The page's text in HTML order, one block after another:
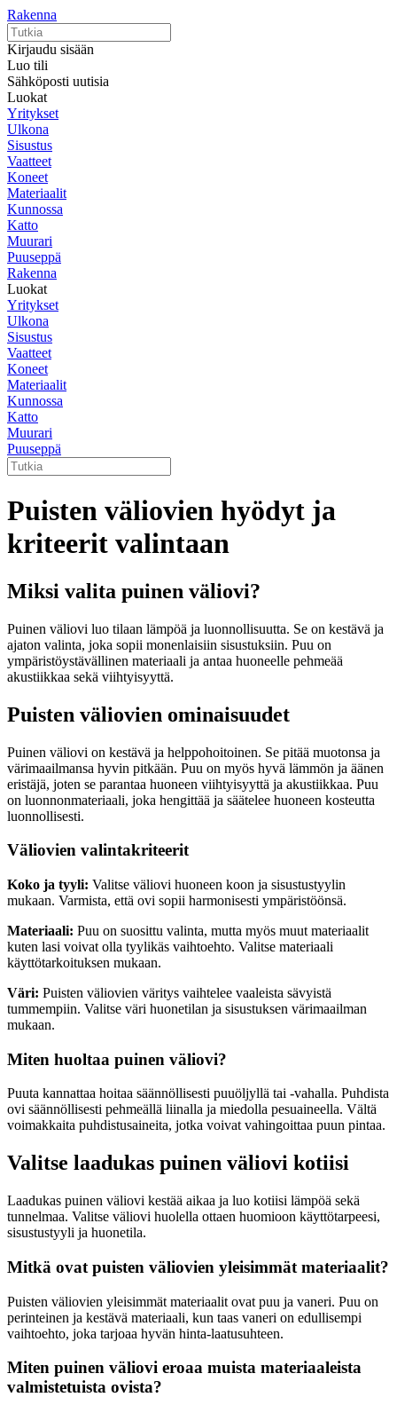
Rakenna
Kirjaudu sisään
Luo tili
Sähköposti uutisia
Luokat
Yritykset
Ulkona
Sisustus
Vaatteet
Koneet
Materiaalit
Kunnossa
Katto
Muurari
Puuseppä
Rakenna
Luokat
Yritykset
Ulkona
Sisustus
Vaatteet
Koneet
Materiaalit
Kunnossa
Katto
Muurari
Puuseppä
Puisten väliovien hyödyt ja
kriteerit valintaan
Miksi valita puinen väliovi?
Puinen väliovi luo tilaan lämpöä ja luonnollisuutta. Se on kestävä ja
ajaton valinta, joka sopii monenlaisiin sisustuksiin. Puu on
ympäristöystävällinen materiaali ja antaa huoneelle pehmeää
akustiikkaa sekä viihtyisyyttä.
Puisten väliovien ominaisuudet
Puinen väliovi on kestävä ja helppohoitoinen. Se pitää muotonsa ja
värimaailmansa hyvin pitkään. Puu on myös hyvä lämmön ja äänen
eristäjä, joten se parantaa huoneen viihtyisyyttä ja akustiikkaa. Puu
on luonnonmateriaali, joka hengittää ja säätelee huoneen kosteutta
luonnollisesti.
Väliovien valintakriteerit
Koko ja tyyli: Valitse väliovi huoneen koon ja sisustustyylin
mukaan. Varmista, että ovi sopii harmonisesti ympäristöönsä.
Materiaali: Puu on suosittu valinta, mutta myös muut materiaalit
kuten lasi voivat olla tyylikäs vaihtoehto. Valitse materiaali
käyttötarkoituksen mukaan.
Väri: Puisten väliovien väritys vaihtelee vaaleista sävyistä
tummempiin. Valitse väri huonetilan ja sisustuksen värimaailman
mukaan.
Miten huoltaa puinen väliovi?
Puuta kannattaa hoitaa säännöllisesti puuöljyllä tai -vahalla. Puhdista
ovi säännöllisesti pehmeällä liinalla ja miedolla pesuaineella. Vältä
voimakkaita puhdistusaineita, jotka voivat vahingoittaa puun pintaa.
Valitse laadukas puinen väliovi kotiisi
Laadukas puinen väliovi kestää aikaa ja luo kotiisi lämpöä sekä
tunnelmaa. Valitse väliovi huolella ottaen huomioon käyttötarpeesi,
sisustustyyli ja huonetila.
Mitkä ovat puisten väliovien yleisimmät materiaalit?
Puisten väliovien yleisimmät materiaalit ovat puu ja vaneri. Puu on
perinteinen ja kestävä materiaali, kun taas vaneri on edullisempi
vaihtoehto, joka tarjoaa hyvän hinta-laatusuhteen.
Miten puinen väliovi eroaa muista materiaaleista
valmistetuista ovista?